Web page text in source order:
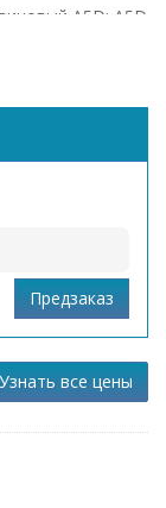
A5D; A5D
Узнать все цены